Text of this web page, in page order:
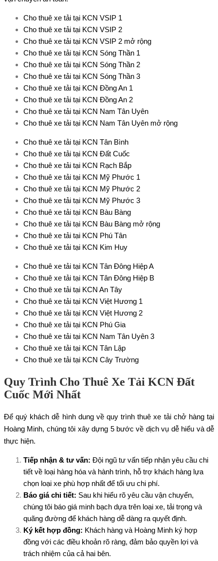
Cho thuê xe tải tại KCN VSIP 1
Cho thuê xe tải tại KCN VSIP 2
Cho thuê xe tải tại KCN VSIP 2 mở rộng
Cho thuê xe tải tại KCN Sóng Thần 1
Cho thuê xe tải tại KCN Sóng Thần 2
Cho thuê xe tải tại KCN Sóng Thần 3
Cho thuê xe tải tại KCN Đồng An 1
Cho thuê xe tải tại KCN Đồng An 2
Cho thuê xe tải tại KCN Nam Tân Uyên
Cho thuê xe tải tại KCN Nam Tân Uyên mở rộng
Cho thuê xe tải tại KCN Tân Bình
Cho thuê xe tải tại KCN Đất Cuốc
Cho thuê xe tải tại KCN Rạch Bắp
Cho thuê xe tải tại KCN Mỹ Phước 1
Cho thuê xe tải tại KCN Mỹ Phước 2
Cho thuê xe tải tại KCN Mỹ Phước 3
Cho thuê xe tải tại KCN Bàu Bàng
Cho thuê xe tải tại KCN Bàu Bàng mở rộng
Cho thuê xe tải tại KCN Phú Tân
Cho thuê xe tải tại KCN Kim Huy
Cho thuê xe tải tại KCN Tân Đông Hiệp A
Cho thuê xe tải tại KCN Tân Đông Hiệp B
Cho thuê xe tải tại KCN An Tây
Cho thuê xe tải tại KCN Việt Hương 1
Cho thuê xe tải tại KCN Việt Hương 2
Cho thuê xe tải tại KCN Phú Gia
Cho thuê xe tải tại KCN Nam Tân Uyên 3
Cho thuê xe tải tại KCN Tân Lập
Cho thuê xe tải tại KCN Cây Trường
Quy Trình Cho Thuê Xe Tải KCN Đất
Cuốc Mới Nhất
Để quý khách dễ hình dung về quy trình thuê xe tải chở hàng tại
Hoàng Minh, chúng tôi xây dựng 5 bước về dịch vụ dễ hiểu và dễ
thực hiện.
Tiếp nhận & tư vấn: Đội ngũ tư vấn tiếp nhận yêu cầu chi
tiết về loại hàng hóa và hành trình, hỗ trợ khách hàng lựa
chọn loại xe phù hợp nhất để tối ưu chi phí.
Báo giá chi tiết: Sau khi hiểu rõ yêu cầu vận chuyển,
chúng tôi báo giá minh bạch dựa trên loại xe, tải trọng và
quãng đường để khách hàng dễ dàng ra quyết định.
Ký kết hợp đồng: Khách hàng và Hoàng Minh ký hợp
đồng với các điều khoản rõ ràng, đảm bảo quyền lợi và
trách nhiệm của cả hai bên.